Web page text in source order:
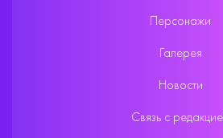
Персонажи
Галерея
Новости
Связь с